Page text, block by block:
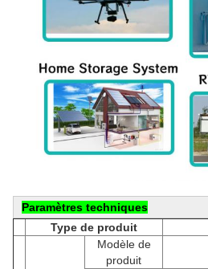
Paramètres techniques
Type de produit
Modèle de
produit